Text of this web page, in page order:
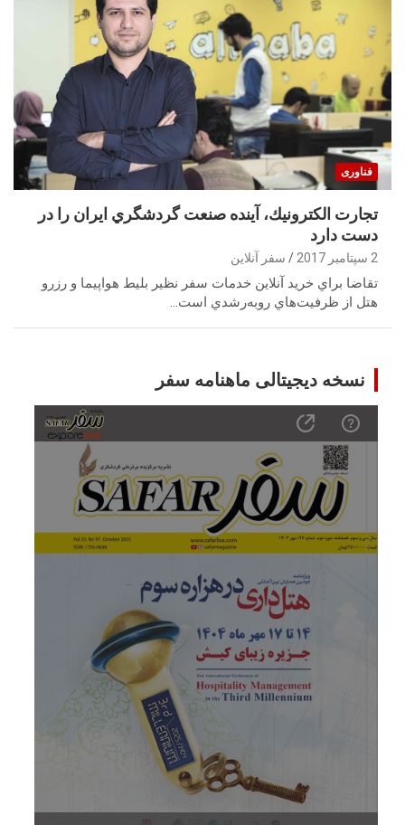
فناوری
‬دست‭ ‬دارد
2 سپتامبر 2017 سفر آنلاین
‬هتل‭ ‬از‭ ‬ظرفيت‌هاي‭ ‬روبه‌رشدي‭ ‬است‭…
نسخه دیجیتالی ماهنامه سفر